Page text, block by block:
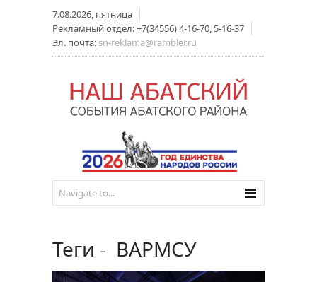
7.08.2026, пятница
Рекламный отдел: +7(34556) 4-16-70, 5-16-37
Эл. почта: sn-reklama@rambler.ru
Теги - ВАРМСУ